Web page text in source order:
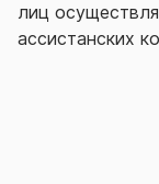
лиц
ассистанских